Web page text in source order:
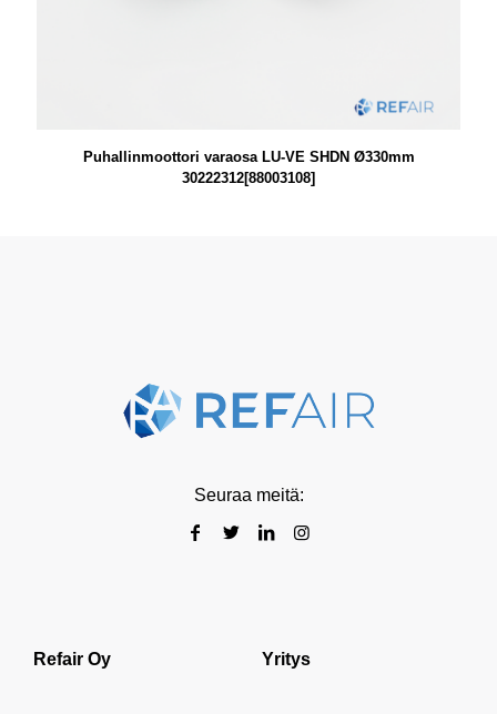
Puhallinmoottori varaosa LU-VE SHDN Ø330mm
30222312[88003108]
Seuraa meitä:
Refair Oy Yritys